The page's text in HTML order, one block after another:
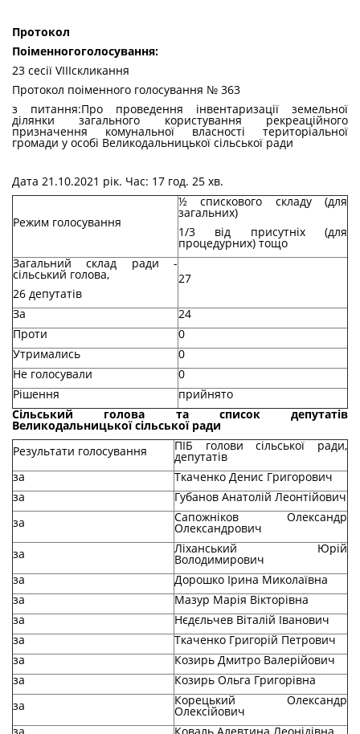
Протокол
Поіменногоголосування:
23 сесії VIIIскликання
Протокол поіменного голосування № 363
з питання:Про проведення інвентаризації земельної
ділянки загального користування рекреаційного
призначення комунальної власності територіальної
громади у особі Великодальницької сільської ради
Дата 21.10.2021 рік. Час: 17 год. 25 хв.
Режим голосування
½ спискового складу (для
загальних)
1/3 від присутніх (для
процедурних) тощо
Загальний склад ради -
сільський голова,
26 депутатів
27
За
24
Проти
0
Утримались
0
Не голосували
0
Рішення
прийнято
Сільський голова та список депутатів
Великодальницької сільської ради
Результати голосування
ПІБ голови сільської ради,
депутатів
за
Ткаченко Денис Григорович
за
Губанов Анатолій Леонтійович
за
Сапожніков Олександр
Олександрович
за
Ліханський Юрій
Володимирович
за
Дорошко Ірина Миколаївна
за
Мазур Марія Вікторівна
за
Нєдєльчев Віталій Іванович
за
Ткаченко Григорій Петрович
за
Козирь Дмитро Валерійович
за
Козирь Ольга Григорівна
за
Корецький Олександр
Олексійович